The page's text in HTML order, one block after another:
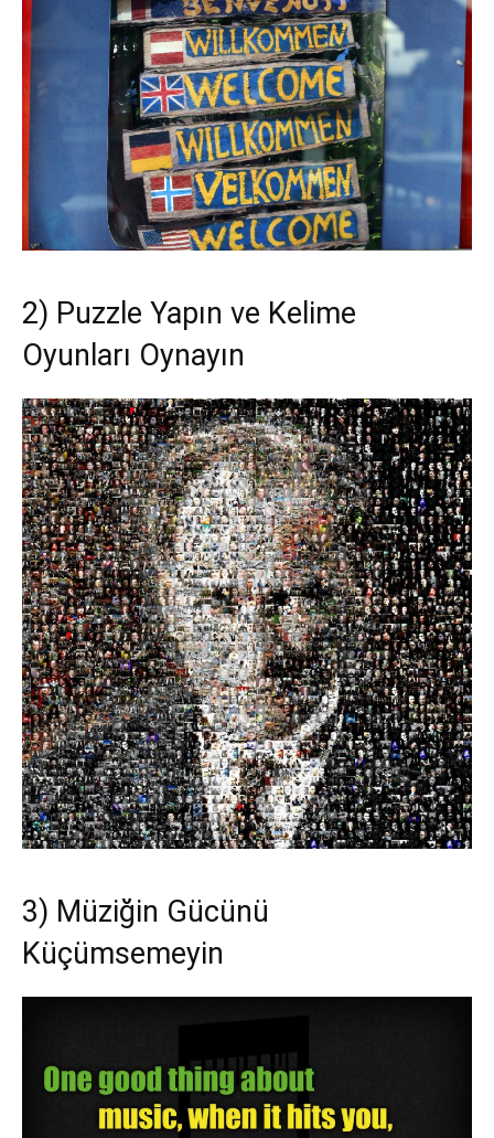
2) Puzzle Yapın ve Kelime
Oyunları Oynayın
3) Müziğin Gücünü
Küçümsemeyin